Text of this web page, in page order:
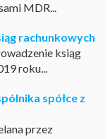
MDR...
rachunkowych
ksiąg
roku...
spółce z
przez